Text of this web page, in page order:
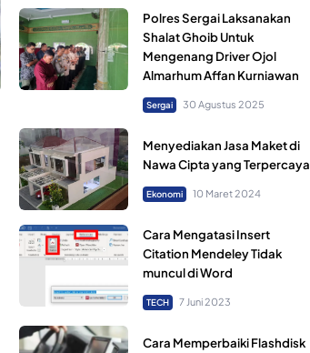
Polres Sergai Laksanakan
Shalat Ghoib Untuk
Mengenang Driver Ojol
Almarhum Affan Kurniawan
Sergai 30 Agustus 2025
Menyediakan Jasa Maket di
Nawa Cipta yang Terpercaya
Ekonomi 10 Maret 2024
Cara Mengatasi Insert
Citation Mendeley Tidak
muncul di Word
TECH 7 Juni 2023
Cara Memperbaiki Flashdisk